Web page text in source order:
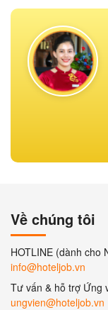
Về chúng tôi
HOTLINE (dành cho
info@hoteljob.vn
Tư vấn & hỗ trợ Ứng
ungvien@hoteljob.vn